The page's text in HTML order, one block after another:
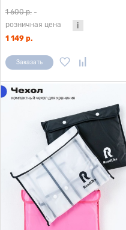
1 600 р. -
розничная цена
1 149 р.
Заказать